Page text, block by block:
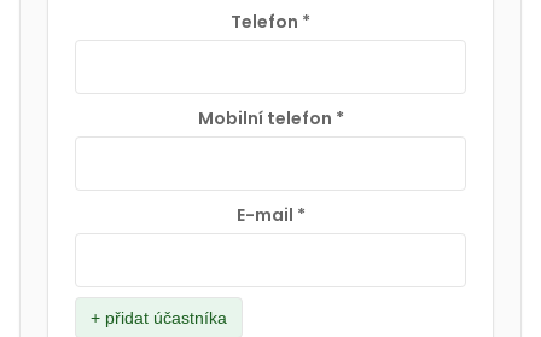
Telefon *
Mobilní telefon *
E-mail *
+ přidat účastníka